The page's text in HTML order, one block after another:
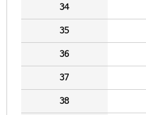
34
35
36
37
38